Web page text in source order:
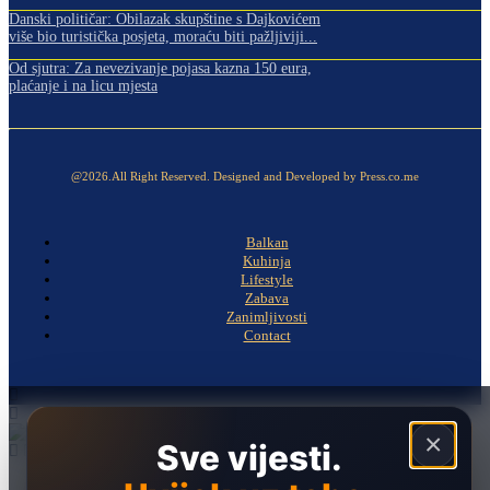
Danski političar: Obilazak skupštine s Dajkovićem
više bio turistička posjeta, moraću biti pažljiviji...
Od sjutra: Za nevezivanje pojasa kazna 150 eura,
plaćanje i na licu mjesta
@2026.All Right Reserved. Designed and Developed by Press.co.me
Balkan
Kuhinja
Lifestyle
Zabava
Zanimljivosti
Contact
×
Sve vijesti.